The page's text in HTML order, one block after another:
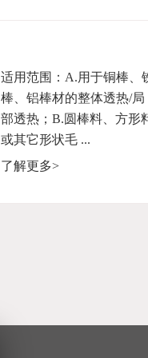
适用范围：A.用于铜棒、
棒、铝棒材的整体透热/局
部透热；B.圆棒料、方形
或其它形状毛 ...
了解更多>